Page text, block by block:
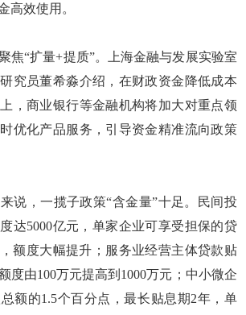
高效使用。
“扩量+提质”。上海金融与发展实验室
究员董希淼介绍，在财政资金降低成本
，商业银行等金融机构将加大对重点领
优化产品服务，引导资金精准流向政策
，一揽子政策“含金量”十足。民间投
达5000亿元，单家企业可享受担保的贷
额度大幅提升；服务业经营主体贷款贴
度由100万元提高到1000万元；中小微企
额的1.5个百分点，最长贴息期2年，单